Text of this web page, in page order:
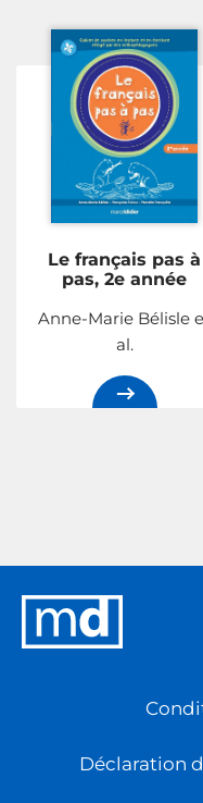
Le français pas à
pas, 2e année
Anne-Marie Bélisle
al.
Éditions
MD
Déclaration